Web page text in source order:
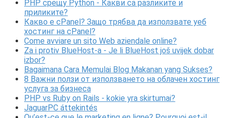
PHP срещу Python - Какви са разликите и
приликите?
Какво е cPanel? Защо трябва да използвате уеб
хостинг на cPanel?
Come avviare un sito Web aziendale online?
Za i protiv BlueHost-a - Je li BlueHost još uvijek dobar
izbor?
Bagaimana Cara Memulai Blog Makanan yang Sukses?
8 Важни ползи от използването на облачен хостинг
услуга за бизнеса
PHP vs Ruby on Rails - kokie yra skirtumai?
JaguarPC áttekintés